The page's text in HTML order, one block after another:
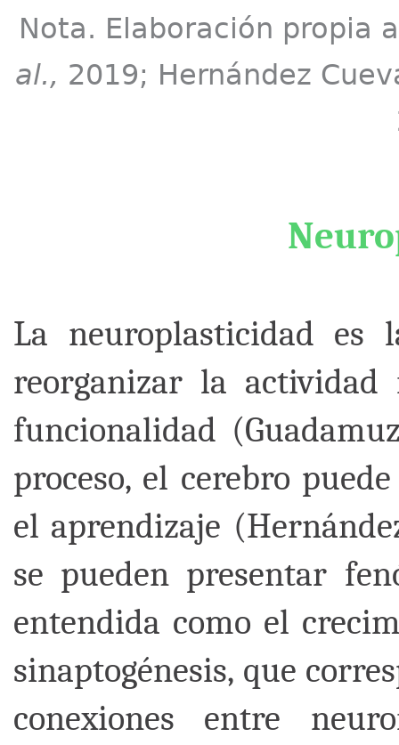
Nota. Elaboración propia
al., 2019; Hernández
La neuroplasticidad es
reorganizar la
funcionalidad
proceso, el cerebro
el aprendizaje
se pueden presentar
entendida como el
sinaptogénesis, que
conexiones entre